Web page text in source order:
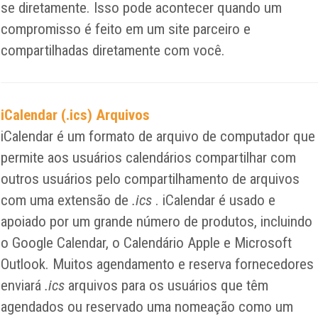
se diretamente. Isso pode acontecer quando um
compromisso é feito em um site parceiro e
compartilhadas diretamente com você.
iCalendar (.ics) Arquivos
iCalendar é um formato de arquivo de computador que
permite aos usuários calendários compartilhar com
outros usuários pelo compartilhamento de arquivos
com uma extensão de.ics . iCalendar é usado e
apoiado por um grande número de produtos, incluindo
o Google Calendar, o Calendário Apple e Microsoft
Outlook. Muitos agendamento e reserva fornecedores
enviará.ics arquivos para os usuários que têm
agendados ou reservado uma nomeação como um